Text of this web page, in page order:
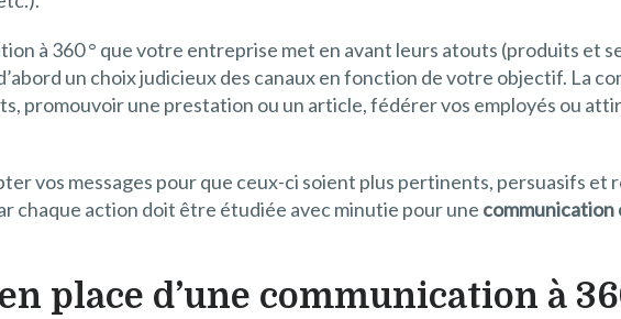
à 360 ° que votre entreprise met en avant leurs atouts (produits et
un choix judicieux des canaux en fonction de votre objectif. La
promouvoir une prestation ou un article, fédérer vos employés ou
vos messages pour que ceux-ci soient plus pertinents, persuasifs et
chaque action doit être étudiée avec minutie pour une communication
place d’une communication à